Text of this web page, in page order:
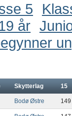
5
år
Skytterlag 15
Bodø Østre 149